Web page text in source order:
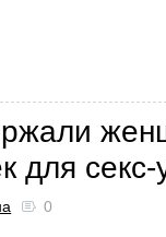
для секс-
0